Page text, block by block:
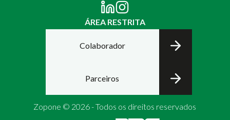
ÁREA RESTRITA
Colaborador
Parceiros
Zopone © 2026 - Todos os direitos reservados